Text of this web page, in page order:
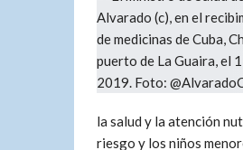
la salud y la atención
riesgo y los niños